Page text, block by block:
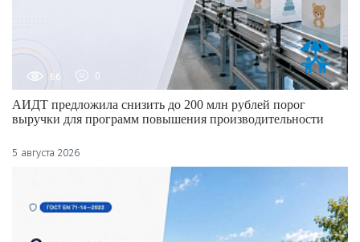
66 0
АИДТ предложила снизить до 200 млн рублей порог
выручки для программ повышения производительности
5 августа 2026